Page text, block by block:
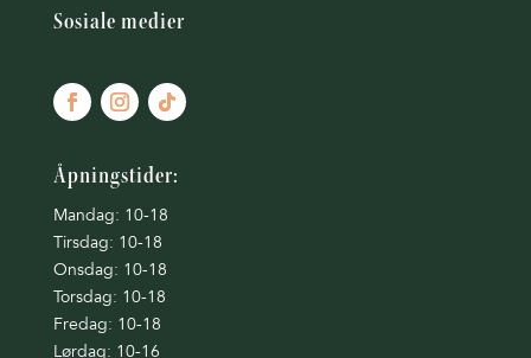
Sosiale medier
Åpningstider:
Mandag: 10-18
Tirsdag: 10-18
Onsdag: 10-18
Torsdag: 10-18
Fredag: 10-18
Lørdag: 10-16